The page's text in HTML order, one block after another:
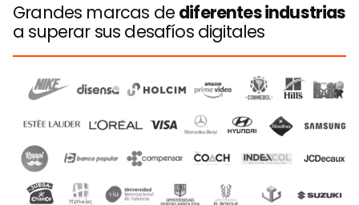
Grandes marcas de diferentes industrias
a superar sus desafíos digitales